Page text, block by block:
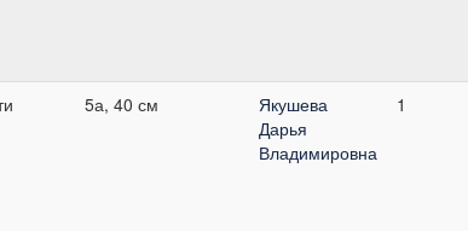
5а, 40 см
Якушева
Дарья
Владимировна
1